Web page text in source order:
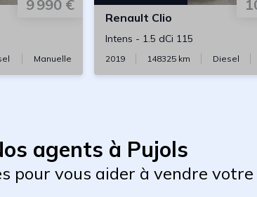
9 990 €
Manuelle
Renault Clio
Intens - 1.5 dCi 115
2019 148325 km Diesel
agents à Pujols
pour vous aider à vendre